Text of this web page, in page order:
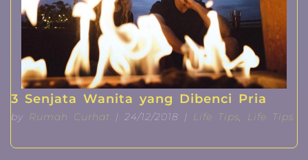
3 Senjata Wanita yang Dibenci Pria
by Rumah Curhat | 24/12/2018 | Life Tips, Life Tips